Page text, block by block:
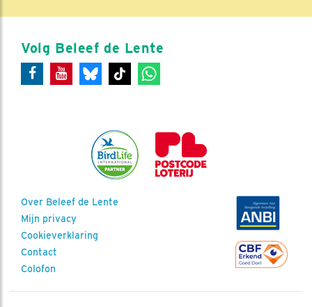
Volg Beleef de Lente
Over Beleef de Lente
Mijn privacy
Cookieverklaring
Contact
Colofon